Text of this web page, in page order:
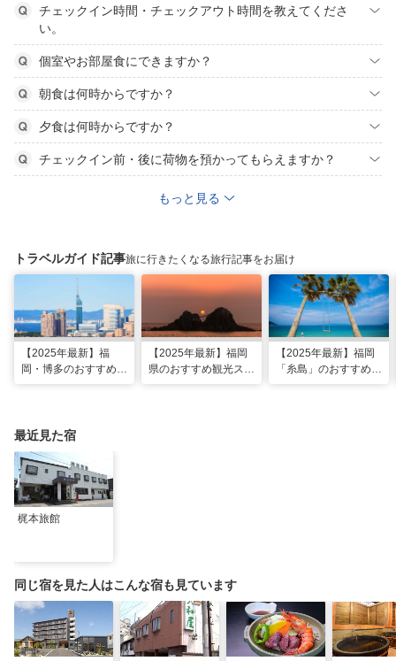
チェックイン時間・チェックアウト時間を教えてくださ
い。
個室やお部屋食にできますか？
朝食は何時からですか？
夕食は何時からですか？
チェックイン前・後に荷物を預かってもらえますか？
もっと見る
トラベルガイド記事旅に行きたくなる旅行記事をお届け
【2025年最新】福
岡・博多のおすすめ観
【2025年最新】福岡
県のおすすめ観光スポ
【2025年最新】福岡
「糸島」のおすすめ観
最近見た宿
梶本旅館
同じ宿を見た人はこんな宿も見ています